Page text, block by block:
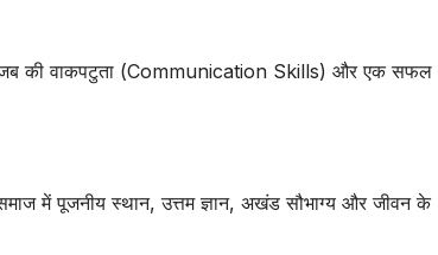
गजब की वाकपटुता (Communication Skills) और एक सफल
समाज में पूजनीय स्थान, उत्तम ज्ञान, अखंड सौभाग्य और जीवन के